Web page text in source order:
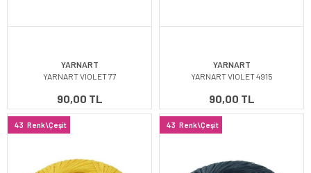
YARNART
YARNART VIOLET 77
90,00 TL
YARNART
YARNART VIOLET 4915
90,00 TL
43 Renk\Çeşit 43 Renk\Çeşit